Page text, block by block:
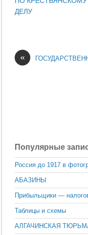
ДЕЛУ
«
Популярные
Россия до 1917 в
АБАЗИНЫ
Прибыльщики —
Таблицы и схемы
АЛГАЧИНСКАЯ